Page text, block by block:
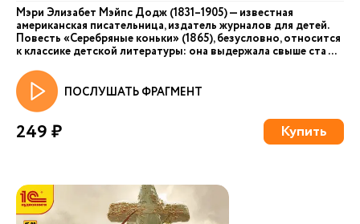
Мэри Элизабет Мэйпс Додж (1831–1905) — известная
американская писательница, издатель журналов для детей.
Повесть «Серебряные коньки» (1865), безусловно, относится
к классике детской литературы: она выдержала свыше ста ...
ПОСЛУШАТЬ ФРАГМЕНТ
249 ₽ Купить